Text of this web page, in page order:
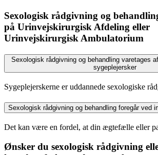
Sexologisk rådgivning og
på Urinvejskirurgisk Afdeling eller
Urinvejskirurgisk Ambulatorium
Sexologisk rådgivning og behandling varetages
sygeplejersker
Sygeplejerskerne er uddannede sexologiske
Sexologisk rådgivning og behandling foregår ved
Det kan være en fordel, at din ægtefælle eller
Ønsker du sexologisk rådgivning